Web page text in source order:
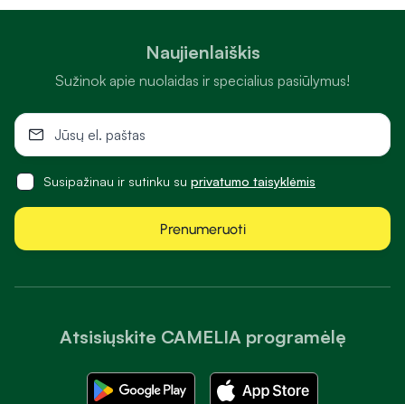
Atsisiųskite CAMELIA programėlę
Naujienlaiškis
Sužinok apie nuolaidas ir specialius pasiūlymus!
Susipažinau ir sutinku su privatumo taisyklėmis
Prenumeruoti